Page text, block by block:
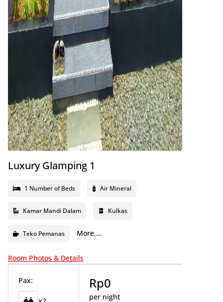
Luxury Glamping 1
1 Number of Beds Air Mineral
Kamar Mandi Dalam Kulkas
Teko Pemanas More....
Room Photos & Details
Pax: Rp0
per night